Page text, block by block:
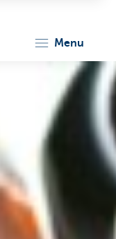
menu